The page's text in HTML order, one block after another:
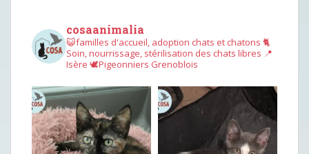
cosaanimalia
😺familles d'accueil, adoption chats et chatons 🐈
Soin, nourrissage, stérilisation des chats libres 📍
Isère 🕊︎Pigeonniers Grenoblois